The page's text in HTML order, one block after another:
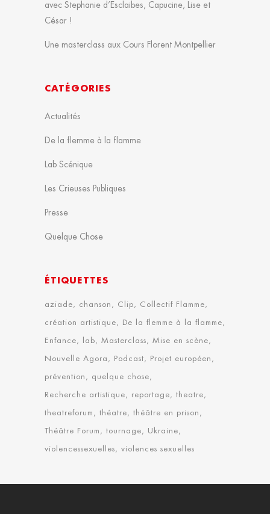
avec Stephanie d’Esclaibes, Capucine, Lise et
César !
Une masterclass aux Cours Florent Montpellier
CATÉGORIES
Actualités
De la flemme à la flamme
Lab Scénique
Les Crieuses Publiques
Presse
Quelque Chose
ÉTIQUETTES
aziade chanson Clip Collectif Flamme
création artistique De la flemme à la flamme
Enfance lab Masterclass Mise en scène
Nouvelle Agora Podcast Projet européen
prévention quelque chose
Recherche artistique reportage theatre
theatreforum théatre théâtre en prison
Théâtre Forum tournage Ukraine
violencessexuelles violences sexuelles